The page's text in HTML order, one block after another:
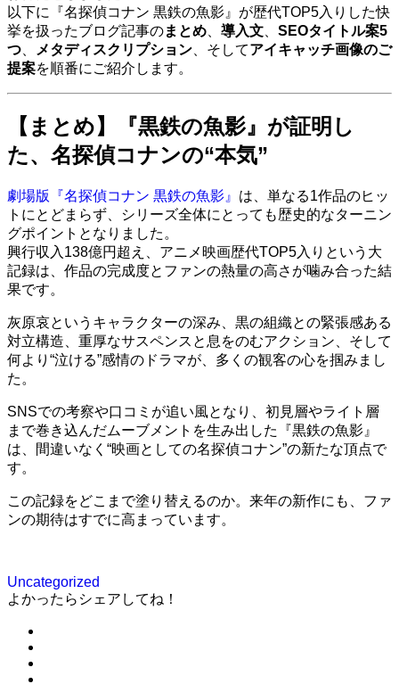
以下に『名探偵コナン 黒鉄の魚影』が歴代TOP5入りした快
挙を扱ったブログ記事のまとめ 導入文
SEOタイトル案5
つ
メタディスクリプション 、そしてアイキャッチ画像のご
提案を順番にご紹介します。
【まとめ】『黒鉄の魚影』が証明し
た、名探偵コナンの“本気”
劇場版『名探偵コナン 黒鉄の魚影』 は、単なる1作品のヒッ
トにとどまらず、シリーズ全体にとっても歴史的なターニン
グポイントとなりました。
興行収入138億円超え、アニメ映画歴代TOP5入りという大
記録は、作品の完成度とファンの熱量の高さが噛み合った結
果です。
灰原哀というキャラクターの深み、黒の組織との緊張感ある
対立構造、重厚なサスペンスと息をのむアクション、そして
何より“泣ける”感情のドラマが、多くの観客の心を掴みまし
た。
SNSでの考察や口コミが追い風となり、初見層やライト層
まで巻き込んだムーブメントを生み出した『黒鉄の魚影』
は、間違いなく“映画としての名探偵コナン”の新たな頂点で
す。
この記録をどこまで塗り替えるのか。来年の新作にも、ファ
ンの期待はすでに高まっています。
Uncategorized
よかったらシェアしてね！